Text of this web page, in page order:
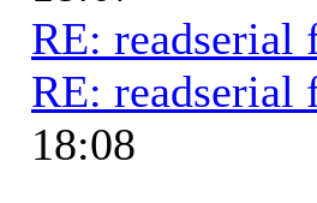
RE: readserial
RE: readserial
18:08